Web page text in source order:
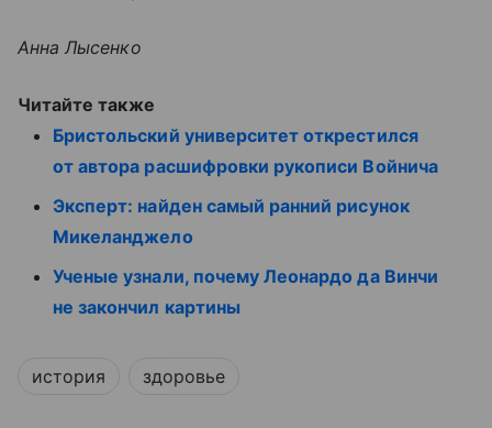
Анна Лысенко
Читайте также
Бристольский университет открестился
от автора расшифровки рукописи Войнича
Эксперт: найден самый ранний рисунок
Микеланджело
Ученые узнали, почему Леонардо да Винчи
не закончил картины
история здоровье